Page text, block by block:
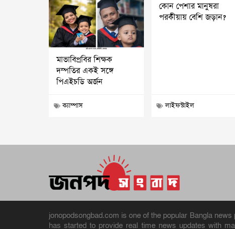
মাভাবিপ্রবির শিক্ষক
দম্পতির একই সঙ্গে
পিএইচডি অর্জন
ক্যাম্পাস
কোন পেশার মানুষরা
পরকীয়ায় বেশি জড়ান?
লাইফস্টাইল
jonopodsongbad.com is one of the popular Bangla
has started to provide real time news updates with